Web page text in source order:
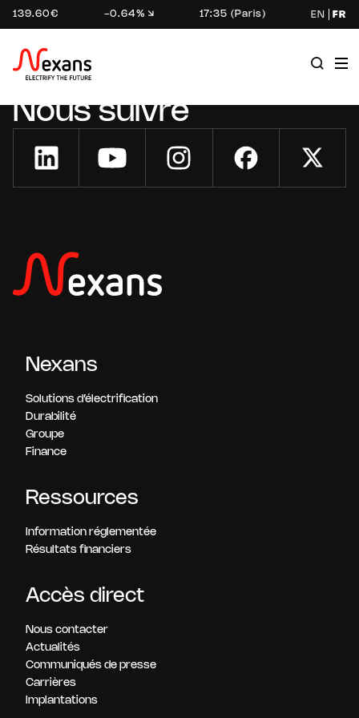
139.60€ -0.64% 17:35 (Paris) EN FR
Nous suivre
Nexans
Solutions d’électrification
Durabilité
Groupe
Finance
Ressources
Information réglementée
Résultats financiers
Accès direct
Nous contacter
Actualités
Communiqués de presse
Carrières
Implantations